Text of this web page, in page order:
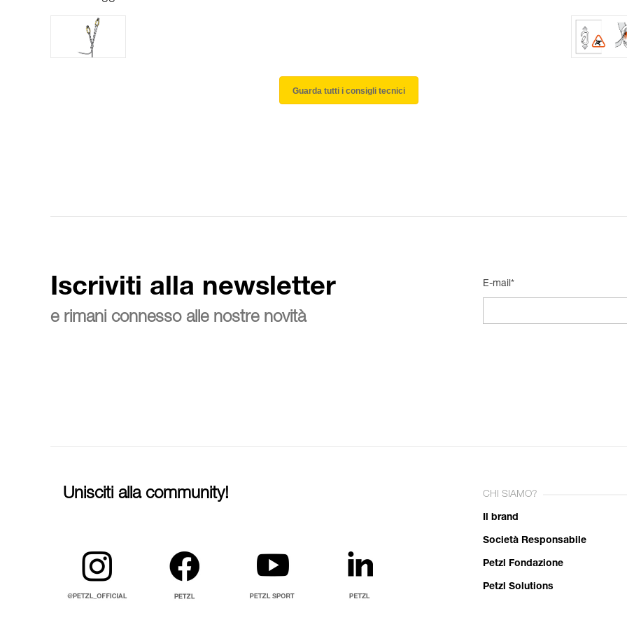
Guarda tutti i consigli tecnici
Iscriviti alla newsletter
e rimani connesso alle nostre novità
E-mail*
Unisciti alla community! CHI SIAMO?
Il brand
Società Responsabile
Petzl Fondazione
Petzl Solutions